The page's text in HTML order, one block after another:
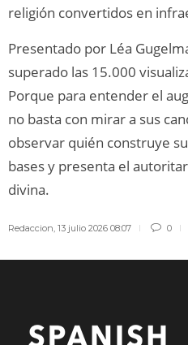
religión convertidos en
Presentado por Léa
superado las 15.000
Porque para entender el
no basta con mirar a sus
observar quién construye
bases y presenta el
divina.
Redaccion, 13 julio 2026 08:07 0